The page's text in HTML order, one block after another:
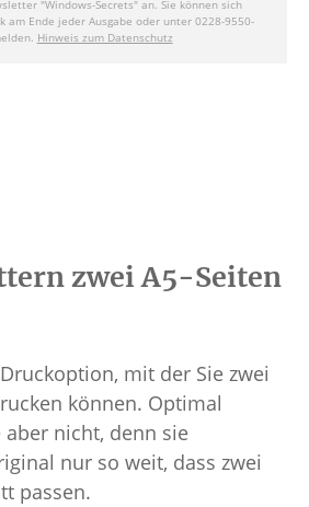
zwei A5-Seiten
mit der Sie zwei
können. Optimal
nicht, denn sie
nur so weit, dass zwei
passen.